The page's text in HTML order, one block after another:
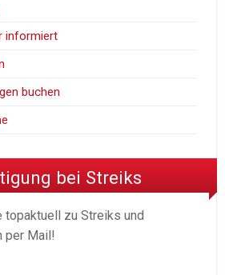
informiert
buchen
bei Streiks
topaktuell zu Streiks und
per Mail!